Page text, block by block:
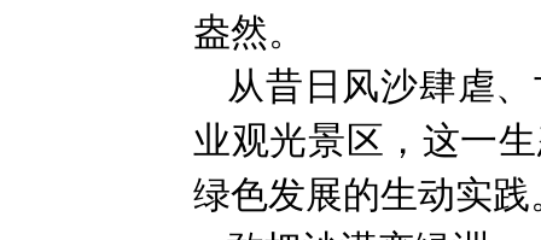
盎然。
从昔日风沙肆虐
业观光景区，这一
绿色发展的生动实践